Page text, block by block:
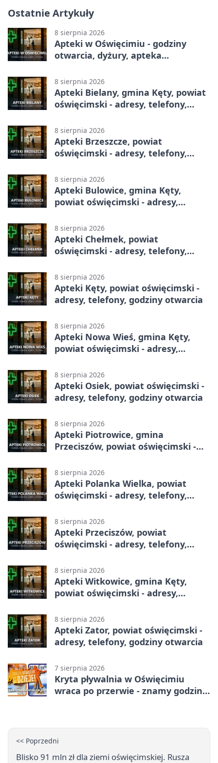
Ostatnie Artykuły
8 sierpnia 2026
Apteki w Oświęcimiu - godziny
otwarcia, dyżury, apteka
8 sierpnia 2026
Apteki Bielany, gmina Kęty, powiat
oświęcimski - adresy, telefony,
8 sierpnia 2026
Apteki Brzeszcze, powiat
oświęcimski - adresy, telefony,
8 sierpnia 2026
Apteki Bulowice, gmina Kęty,
powiat oświęcimski - adresy,
8 sierpnia 2026
Apteki Chełmek, powiat
oświęcimski - adresy, telefony,
8 sierpnia 2026
Apteki Kęty, powiat oświęcimski -
adresy, telefony, godziny otwarcia
8 sierpnia 2026
Apteki Nowa Wieś, gmina Kęty,
powiat oświęcimski - adresy,
8 sierpnia 2026
Apteki Osiek, powiat oświęcimski -
adresy, telefony, godziny otwarcia
8 sierpnia 2026
Apteki Piotrowice, gmina
Przeciszów, powiat oświęcimski -
8 sierpnia 2026
Apteki Polanka Wielka, powiat
oświęcimski - adresy, telefony,
8 sierpnia 2026
Apteki Przeciszów, powiat
oświęcimski - adresy, telefony,
8 sierpnia 2026
Apteki Witkowice, gmina Kęty,
powiat oświęcimski - adresy,
8 sierpnia 2026
Apteki Zator, powiat oświęcimski -
adresy, telefony, godziny otwarcia
7 sierpnia 2026
Kryta pływalnia w Oświęcimiu
wraca po przerwie - znamy godziny
<< Poprzedni
Blisko 91 mln zł dla ziemi oświęcimskiej. Rusza